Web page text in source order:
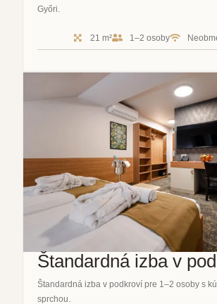
Győri.
21 m² 1–2 osoby
Štandardná izba v
Štandardná izba v podkroví pre 1–2 osoby s
sprchou.